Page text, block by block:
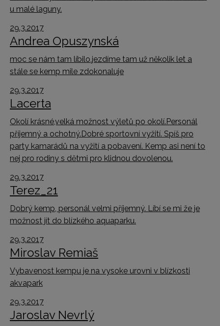
u malé laguny.
29.3.2017
Andrea Opuszynská
moc se nám tam líbilo,jezdíme tam už několik let a
stále se kemp mile zdokonaluje
29.3.2017
Lacerta
Okolí krásné,velká možnost výletů po okolí.Personál
příjemný a ochotný.Dobré sportovní vyžití. Spíš pro
party kamarádů na vyžití a pobavení. Kemp asi není to
nej pro rodiny s dětmi pro klidnou dovolenou.
29.3.2017
Terez_21
Dobrý kemp, personál velmi příjemný. Líbí se mi že je
možnost jít do blízkého aquaparku.
29.3.2017
Miroslav Remiaš
Vybavenost kempu je na vysoke urovni v blízkosti
akvapark
29.3.2017
Jaroslav Nevrlý